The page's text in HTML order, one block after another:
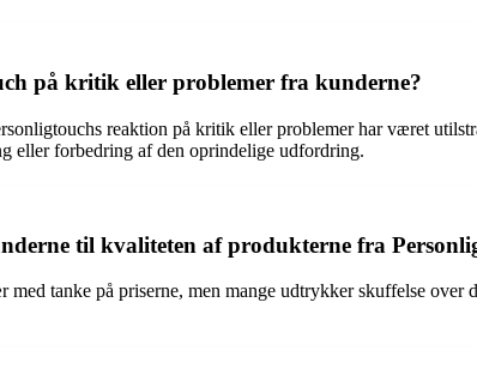
på kritik eller problemer fra kunderne?
reaktion på kritik eller problemer har været
eller forbedring af den oprindelige udfordring.
til kvaliteten af produkterne fra
tanke på priserne, men mange udtrykker skuffelse